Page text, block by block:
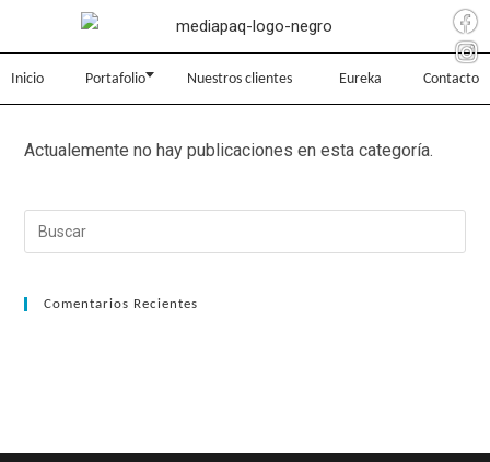
Inicio Portafolio Nuestros clientes Eureka Contacto
Actualemente no hay publicaciones en esta categoría.
Comentarios Recientes